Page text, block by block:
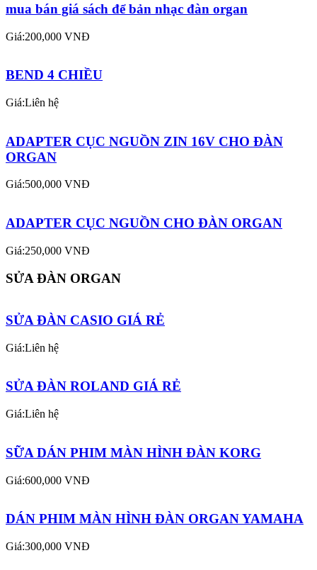
mua bán giá sách để bản nhạc đàn organ
Giá:200,000 VNĐ
BEND 4 CHIỀU
Giá:Liên hệ
ADAPTER CỤC NGUỒN ZIN 16V CHO ĐÀN
ORGAN
Giá:500,000 VNĐ
ADAPTER CỤC NGUỒN CHO ĐÀN ORGAN
Giá:250,000 VNĐ
SỬA ĐÀN ORGAN
SỬA ĐÀN CASIO GIÁ RẺ
Giá:Liên hệ
SỬA ĐÀN ROLAND GIÁ RẺ
Giá:Liên hệ
SỮA DÁN PHIM MÀN HÌNH ĐÀN KORG
Giá:600,000 VNĐ
DÁN PHIM MÀN HÌNH ĐÀN ORGAN YAMAHA
Giá:300,000 VNĐ